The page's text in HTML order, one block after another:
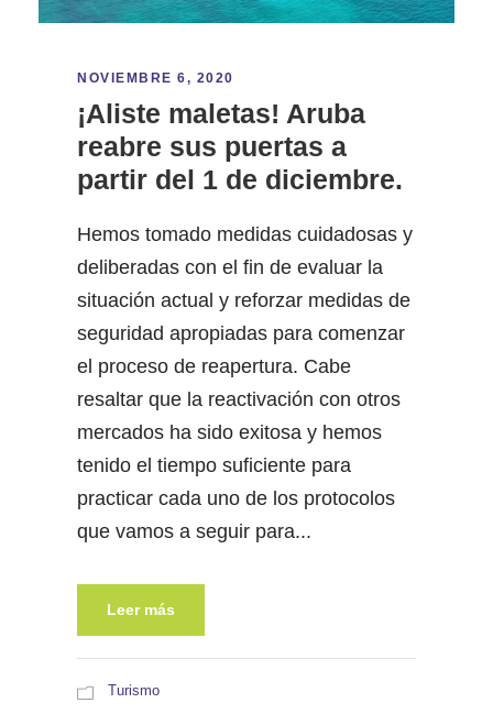
NOVIEMBRE 6, 2020
¡Aliste maletas! Aruba
reabre sus puertas a
partir del 1 de diciembre.
Hemos tomado medidas cuidadosas y
deliberadas con el fin de evaluar la
situación actual y reforzar medidas de
seguridad apropiadas para comenzar
el proceso de reapertura. Cabe
resaltar que la reactivación con otros
mercados ha sido exitosa y hemos
tenido el tiempo suficiente para
practicar cada uno de los protocolos
que vamos a seguir para...
Leer más
Turismo